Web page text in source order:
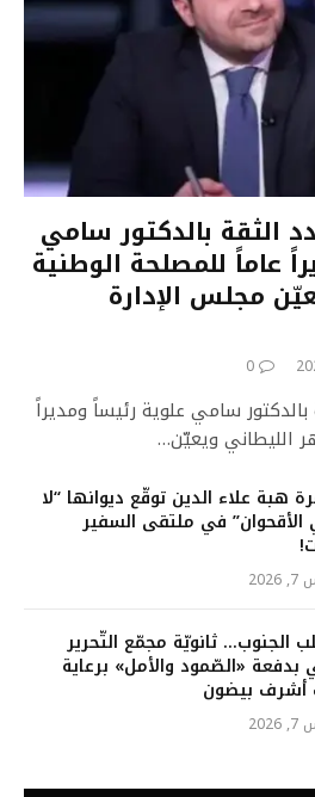
الثقة بالدكتور سامي
عاماً للمصلحة الوطنية
مجلس الإدارة
0
سامي علوية رئيساً ومديراً
الليطاني ويعيّن…
هبة علاء الدين توقّع ديوانها “لا
الأقحوان” في ملتقى السفير
الجنوب… ثانويّة مجمّع التّحرير
بدفعة «الصّمود والأمل» برعاية
أشرف بيضون